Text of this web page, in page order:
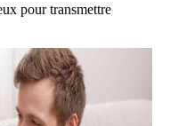
pour transmettre